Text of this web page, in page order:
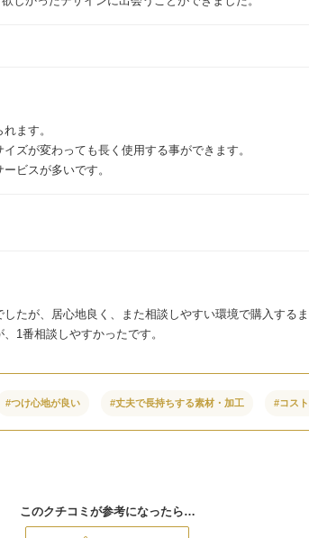
ます。
ズが変わっても長く使用する事ができます。
ビスが多いです。
たが、居心地良く、また相談しやすい環境で購入する
1番相談しやすかったです。
#つけ心地が良い #丈夫で長持ちする素材・加工 #コス
このクチコミが参考になったら…